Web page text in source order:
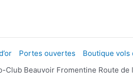
Portes ouvertes Boutique vols
Beauvoir Fromentine Route